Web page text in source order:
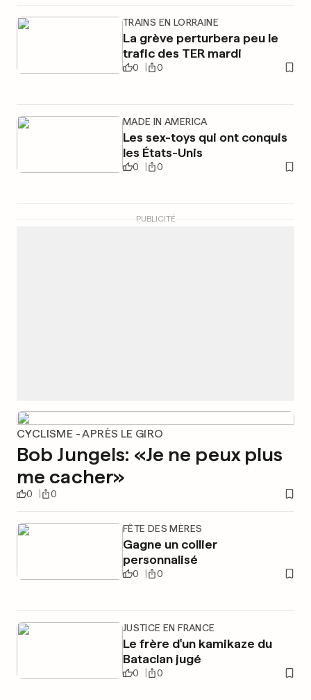
TRAINS EN LORRAINE
La grève perturbera peu le
trafic des TER mardi
0 0
MADE IN AMERICA
Les sex-toys qui ont conquis
les États-Unis
0 0
PUBLICITÉ
CYCLISME - APRÈS LE GIRO
Bob Jungels: «Je ne peux plus
me cacher»
0 0
FÊTE DES MÈRES
Gagne un collier
personnalisé
0 0
JUSTICE EN FRANCE
Le frère d'un kamikaze du
Bataclan jugé
0 0